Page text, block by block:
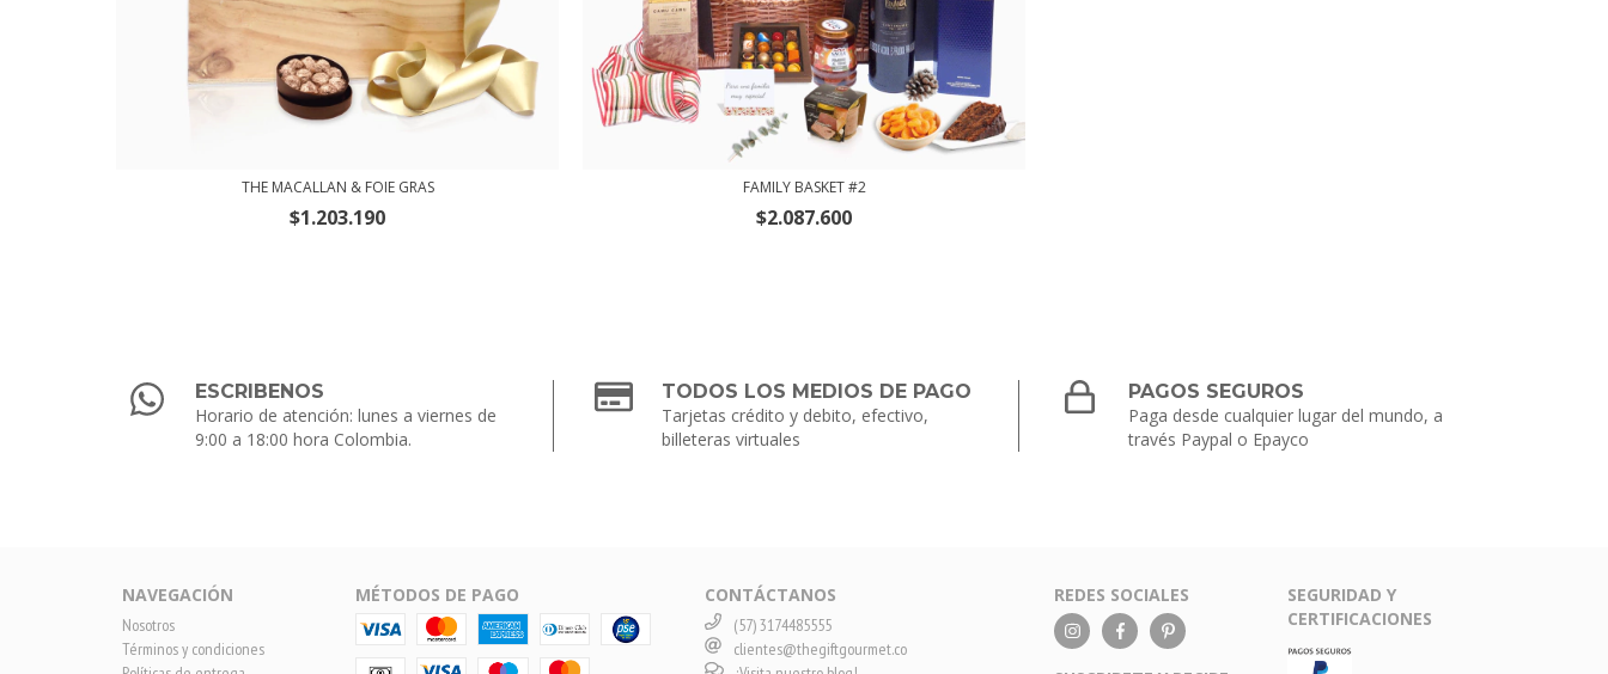
THE MACALLAN & FOIE GRAS
$1.203.190
FAMILY BASKET #2
$2.087.600
ESCRIBENOS
Horario de atención: lunes a viernes de
9:00 a 18:00 hora Colombia.
TODOS LOS MEDIOS DE PAGO
Tarjetas crédito y debito, efectivo,
billeteras virtuales
PAGOS SEGUROS
Paga desde cualquier lugar del mundo, a
través Paypal o Epayco
NAVEGACIÓN
Nosotros
Términos y condiciones
MÉTODOS DE PAGO CONTÁCTANOS
(57) 3174485555
clientes@thegiftgourmet.co
REDES SOCIALES
SEGURIDAD Y
CERTIFICACIONES